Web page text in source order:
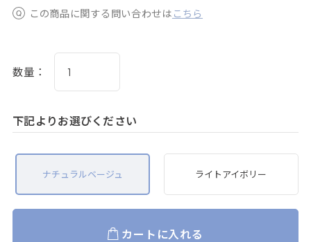
この商品に関する問い合わせは こちら
数量：
下記よりお選びください
ナチュラルベージュ ライトアイボリー
カートに入れる